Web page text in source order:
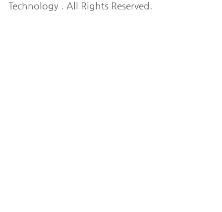
Technology . All Rights Reserved.